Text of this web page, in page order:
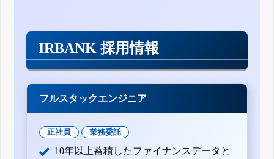
IRBANK 採用情報
フルスタックエンジニア
正社員 業務委託
10年以上蓄積したファイナンスデータと